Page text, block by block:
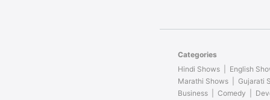
Categories
Hindi Shows
English
Marathi Shows
Gujarati
Business
Comedy